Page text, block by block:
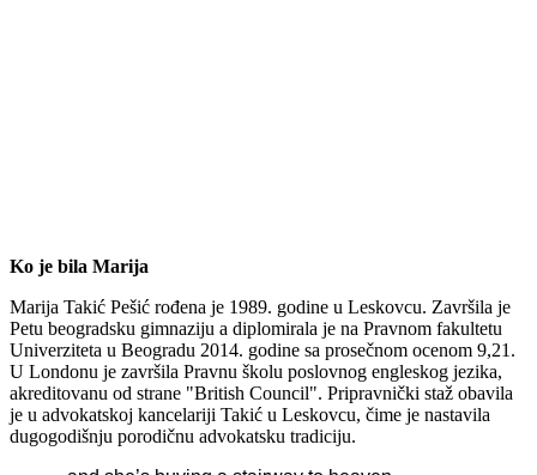
Ko je bila Marija
Marija Takić Pešić rođena je 1989. godine u Leskovcu. Završila je
Petu beogradsku gimnaziju a diplomirala je na Pravnom fakultetu
Univerziteta u Beogradu 2014. godine sa prosečnom ocenom 9,21.
U Londonu je završila Pravnu školu poslovnog engleskog jezika,
akreditovanu od strane "British Council". Pripravnički staž obavila
je u advokatskoj kancelariji Takić u Leskovcu, čime je nastavila
dugogodišnju porodičnu advokatsku tradiciju.